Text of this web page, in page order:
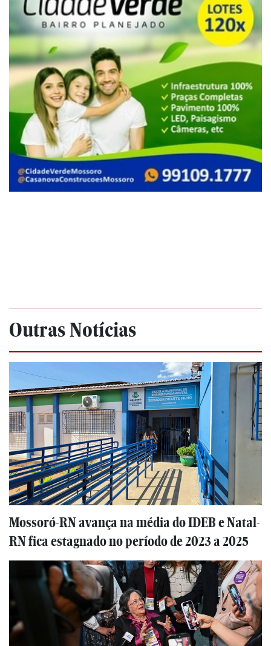
Outras Notícias
Mossoró-RN avança na média do IDEB e Natal-
RN fica estagnado no período de 2023 a 2025